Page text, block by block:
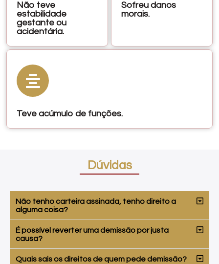
Não teve
estabilidade
gestante ou
acidentária.
Sofreu danos
morais.
Teve acúmulo de funções.
Dúvidas
Não tenho carteira assinada, tenho direito a
alguma coisa?
É possível reverter uma demissão por justa
causa?
Quais sais os direitos de quem pede demissão?